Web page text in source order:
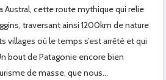
Austral, cette route mythique qui relie
traversant ainsi 1200km de nature
villages où le temps s’est arrêté et qui
bout de Patagonie encore bien
de masse, que nous...